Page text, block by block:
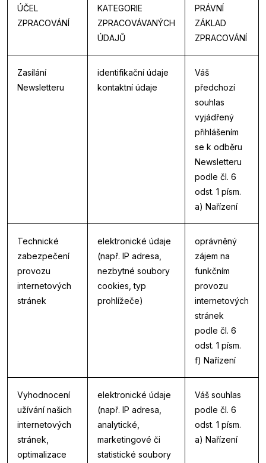
ÚČEL
ZPRACOVÁNÍ
KATEGORIE
ZPRACOVÁVANÝCH
ÚDAJŮ
PRÁVNÍ
ZÁKLAD
ZPRACOVÁNÍ
Zasílání
Newsletteru
identifikační údaje
kontaktní údaje
Váš
předchozí
souhlas
vyjádřený
přihlášením
se k odběru
Newsletteru
podle čl. 6
odst. 1 písm.
a) Nařízení
Technické
zabezpečení
provozu
internetových
stránek
elektronické údaje
(např. IP adresa,
nezbytné soubory
cookies, typ
prohlížeče)
oprávněný
zájem na
funkčním
provozu
internetových
stránek
podle čl. 6
odst. 1 písm.
f) Nařízení
Vyhodnocení
užívání našich
internetových
stránek,
optimalizace
elektronické údaje
(např. IP adresa,
analytické,
marketingové či
statistické soubory
Váš souhlas
podle čl. 6
odst. 1 písm.
a) Nařízení